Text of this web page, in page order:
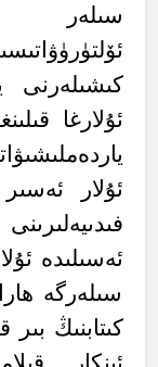
سىلەر
كىشىلەرنى
ئۇلارغا
ئۇلار
ئەسىلىدە
سىلەرگە
كىتابنىڭ